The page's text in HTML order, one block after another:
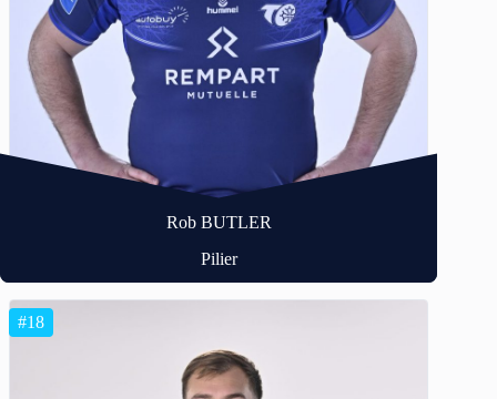
Rob BUTLER
Pilier
#18